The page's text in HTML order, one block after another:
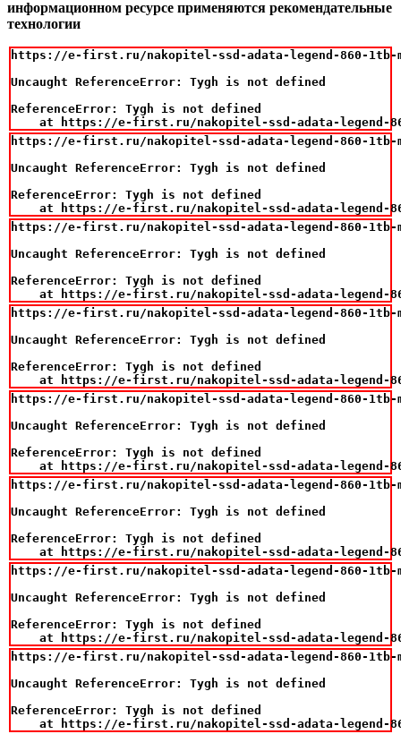
информационном ресурсе применяются рекомендательные
технологии
https://e-first.ru/nakopitel-ssd-adata-legend-860-1tb-
Uncaught ReferenceError: Tygh is not defined
ReferenceError: Tygh is not defined
at https://e-first.ru/nakopitel-ssd-adata-
https://e-first.ru/nakopitel-ssd-adata-legend-860-1tb-m-
Uncaught ReferenceError: Tygh is not defined
ReferenceError: Tygh is not defined
at https://e-first.ru/nakopitel-ssd-adata-
https://e-first.ru/nakopitel-ssd-adata-legend-860-1tb-
Uncaught ReferenceError: Tygh is not defined
ReferenceError: Tygh is not defined
at https://e-first.ru/nakopitel-ssd-adata-
https://e-first.ru/nakopitel-ssd-adata-legend-860-1tb-m-
Uncaught ReferenceError: Tygh is not defined
ReferenceError: Tygh is not defined
at https://e-first.ru/nakopitel-ssd-adata-
https://e-first.ru/nakopitel-ssd-adata-legend-860-1tb-
Uncaught ReferenceError: Tygh is not defined
ReferenceError: Tygh is not defined
at https://e-first.ru/nakopitel-ssd-adata-
https://e-first.ru/nakopitel-ssd-adata-legend-860-1tb-m-
Uncaught ReferenceError: Tygh is not defined
ReferenceError: Tygh is not defined
at https://e-first.ru/nakopitel-ssd-adata-
https://e-first.ru/nakopitel-ssd-adata-legend-860-1tb-
Uncaught ReferenceError: Tygh is not defined
ReferenceError: Tygh is not defined
at https://e-first.ru/nakopitel-ssd-adata-
https://e-first.ru/nakopitel-ssd-adata-legend-860-1tb-m-
Uncaught ReferenceError: Tygh is not defined
ReferenceError: Tygh is not defined
at https://e-first.ru/nakopitel-ssd-adata-